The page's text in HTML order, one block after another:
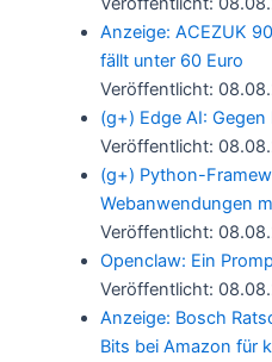
Anzeige: ACEZUK
fällt unter 60 Euro
Veröffentlicht:
(g+) Edge AI:
Veröffentlicht:
(g+) Python-
Webanwendungen
Veröffentlicht:
Openclaw: Ein
Veröffentlicht:
Anzeige: Bosch
Bits bei Amazon für